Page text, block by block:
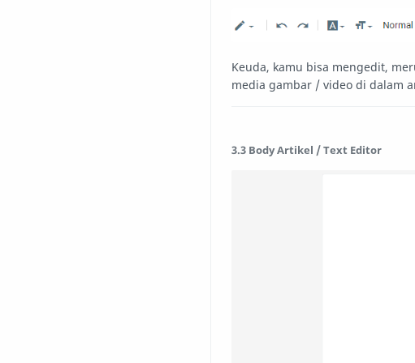
Keuda, kamu bisa mengedit,
media gambar / video di dalam
3.3 Body Artikel / Text Editor